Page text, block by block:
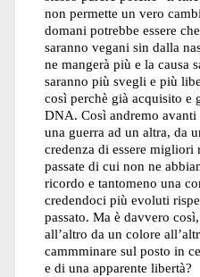
non permette un vero
domani potrebbe essere
saranno vegani sin dalla
ne mangerà più e la causa
saranno più svegli e più
così perchè già acquisito e
DNA. Così andremo avanti
una guerra ad un altra, da
credenza di essere migliori
passate di cui non ne
ricordo e tantomeno una
credendoci più evoluti
passato. Ma è davvero
all’altro da un colore
cammminare sul posto in
e di una apparente libertà?